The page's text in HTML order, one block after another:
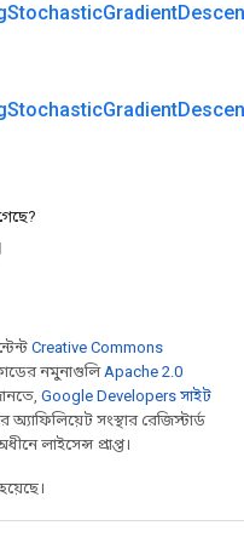
StochasticGradient
StochasticGradient
Creative Commons
নমুনাগুলিApache 2.0
Google Developers সাইট
সংস্থার রেজিস্টার্ড
লাইসেন্স প্রাপ্ত।